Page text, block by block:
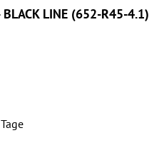
LINE (652-R45-4.1)